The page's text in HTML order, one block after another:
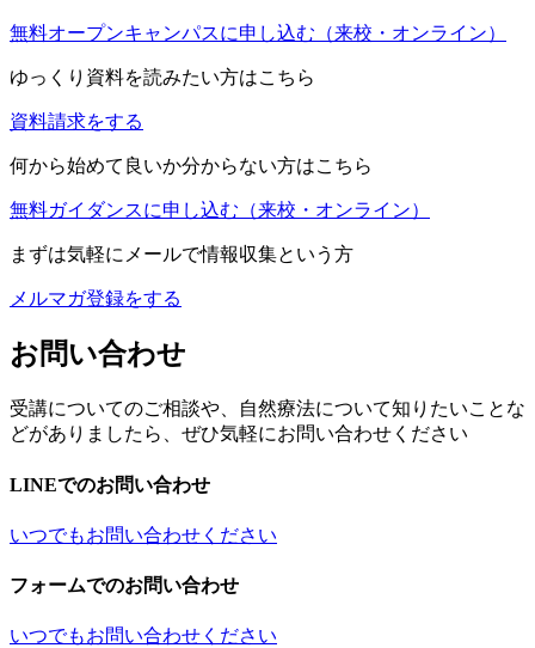
無料オープンキャンパスに申し込む （来校・オンライン）
ゆっくり資料を読みたい方はこちら
資料請求をする
何から始めて良いか分からない方はこちら
無料ガイダンスに申し込む （来校・オンライン）
まずは気軽にメールで情報収集という方
メルマガ登録をする
お問い合わせ
受講についてのご相談や、自然療法について知りたいことな
どがありましたら、ぜひ気軽にお問い合わせください
LINEでのお問い合わせ
いつでもお問い合わせください
フォームでのお問い合わせ
いつでもお問い合わせください